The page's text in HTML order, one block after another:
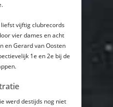
vijftig clubrecords
vier dames en acht
en Gerard van Oosten
1e en 2e bij de
werd destijds nog niet